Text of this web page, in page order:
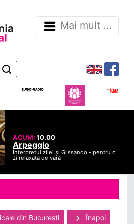
Mai mult ...
ACUM:10.00
Arpeggio
Interpretul zilei și Glissando - pentru o
zi relaxată de vară
din Bucuresti Înapoi